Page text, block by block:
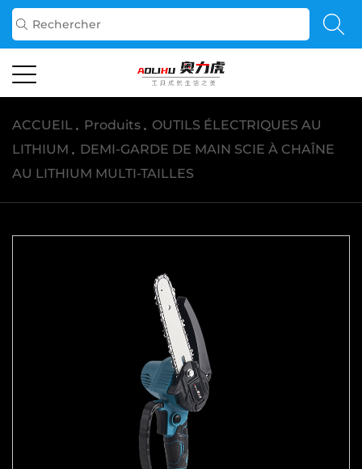
ACCUEIL / Produits / OUTILS ÉLECTRIQUES AU
LITHIUM / DEMI-GARDE DE MAIN SCIE À CHAÎNE
AU LITHIUM MULTI-TAILLES